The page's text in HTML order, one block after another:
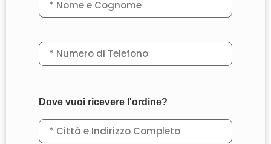
Dove vuoi ricevere l'ordine?